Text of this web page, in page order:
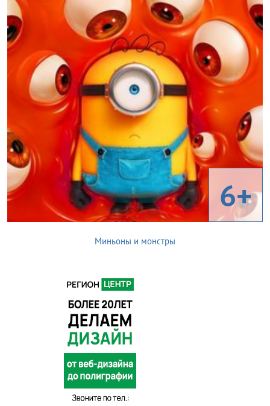
6+
Миньоны и монстры